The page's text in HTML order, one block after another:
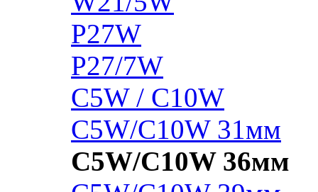
P27W
P27/7W
C5W / C10W
C5W/C10W 31мм
C5W/C10W 36мм